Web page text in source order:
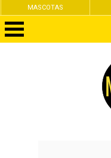
MASCOTAS